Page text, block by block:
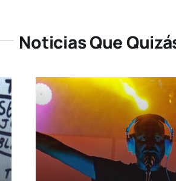
Noticias Que